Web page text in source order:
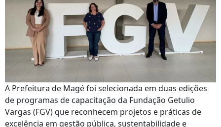
A Prefeitura de Magé foi selecionada em duas edições
de programas de capacitação da Fundação Getulio
Vargas (FGV) que reconhecem projetos e práticas de
excelência em gestão pública, sustentabilidade e